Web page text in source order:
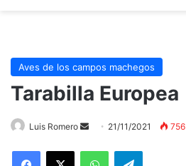
Aves de los campos machegos
Tarabilla Europea
Luis Romero
Send
email
21/11/2021 756
WhatsAppTelegram